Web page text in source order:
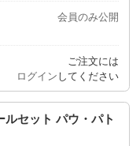
会員のみ公開
ご注文には
ログイン してください
セット パウ・パト